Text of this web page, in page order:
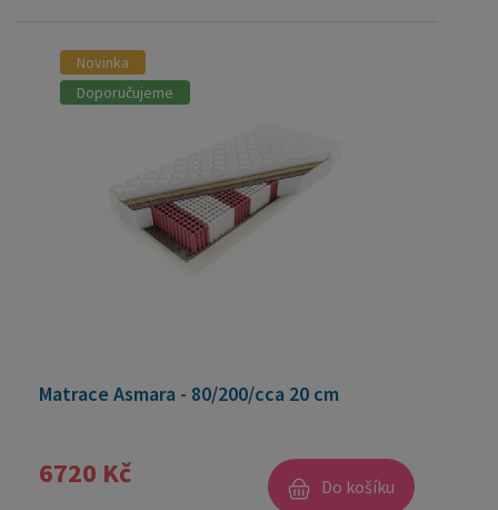
Novinka
Doporučujeme
Matrace Asmara - 80/200/cca 20 cm
6720 Kč Do košíku